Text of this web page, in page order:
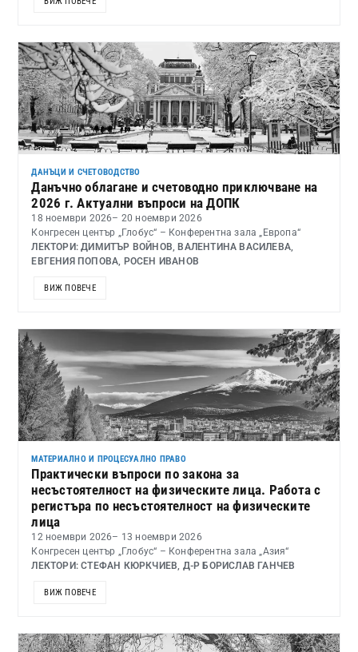
ДАНЪЦИ И СЧЕТОВОДСТВО
Данъчно облагане и счетоводно приключване на
2026 г. Актуални въпроси на ДОПК
18 ноември 2026– 20 ноември 2026
Конгресен център „Глобус“ – Конферентна зала „Европа“
ЛЕКТОРИ: ДИМИТЪР ВОЙНОВ, ВАЛЕНТИНА ВАСИЛЕВА,
ЕВГЕНИЯ ПОПОВА, РОСЕН ИВАНОВ
ВИЖ ПОВЕЧЕ
МАТЕРИАЛНО И ПРОЦЕСУАЛНО ПРАВО
Практически въпроси по закона за
несъстоятелност на физическите лица. Работа с
регистъра по несъстоятелност на физическите
лица
12 ноември 2026– 13 ноември 2026
Конгресен център „Глобус“ – Конферентна зала „Азия“
ЛЕКТОРИ: СТЕФАН КЮРКЧИЕВ, Д-Р БОРИСЛАВ ГАНЧЕВ
ВИЖ ПОВЕЧЕ